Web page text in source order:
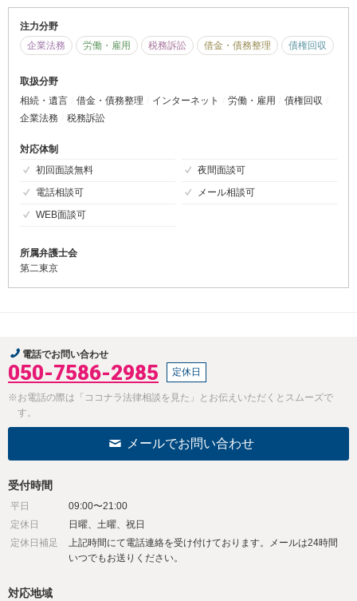
注力分野
企業法務
労働・雇用 税務訴訟 借金・債務整理 債権回収
取扱分野
相続・遺言
借金・債務整理 インターネット 労働・雇用
債権回収
企業法務
税務訴訟
対応体制
初回面談無料
夜間面談可
電話相談可
メール相談可
WEB面談可
所属弁護士会
第二東京
電話でお問い合わせ
050-7586-2985 定休日
※お電話の際は「ココナラ法律相談を見た」とお伝えいただくとスムーズで
す。
メールでお問い合わせ
受付時間
平日
09:00〜21:00
定休日
日曜、土曜、祝日
定休日補足
上記時間にて電話連絡を受け付けております。メールは24時間
いつでもお送りください。
対応地域